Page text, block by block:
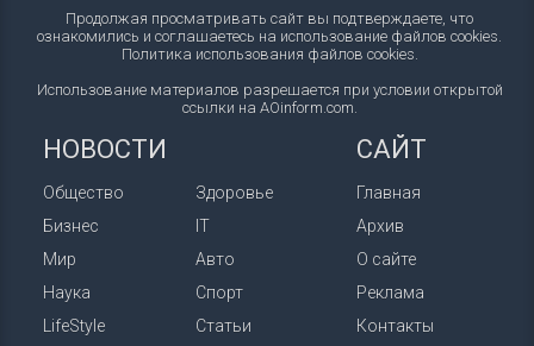
Продолжая просматривать сайт вы подтверждаете, что
ознакомились и соглашаетесь на использование файлов cookies.
Политика использования файлов cookies.
Использование материалов разрешается при условии открытой
ссылки на AOinform.com.
НОВОСТИ
Общество
Бизнес
Мир
Наука
LifeStyle
Здоровье
IT
Авто
Спорт
Статьи
САЙТ
Главная
Архив
О сайте
Реклама
Контакты